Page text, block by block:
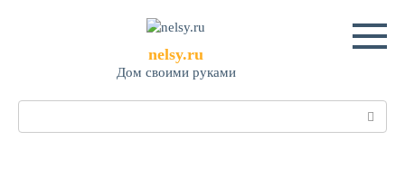
nelsy.ru
Дом своими руками